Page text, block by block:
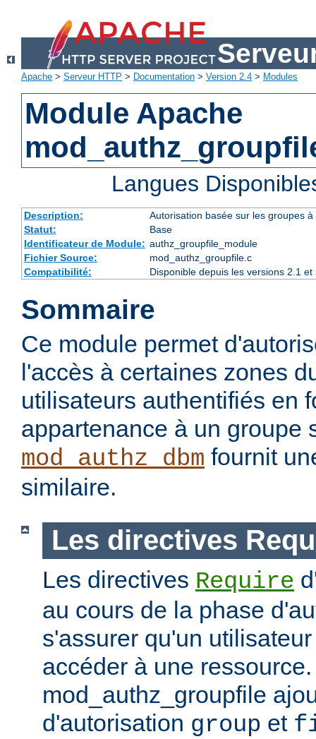
Apache > Serveur HTTP > Documentation > Version 2.4 > Modules
Module Apache
Langues
Description:
Autorisation basée sur les groupes
Statut:
Base
Identificateur de Module: authz_groupfile_module
Fichier Source:
mod_authz_groupfile.c
Compatibilité:
Disponible depuis les versions 2.1
Sommaire
Ce module permet
l'accès à certaines zones
utilisateurs authentifiés en
appartenance à un groupe
mod_authz_dbm fournit
similaire.
Les directives
Les directives Require
au cours de la phase
s'assurer qu'un
accéder à une ressource.
mod_authz_groupfile
d'autorisation group et